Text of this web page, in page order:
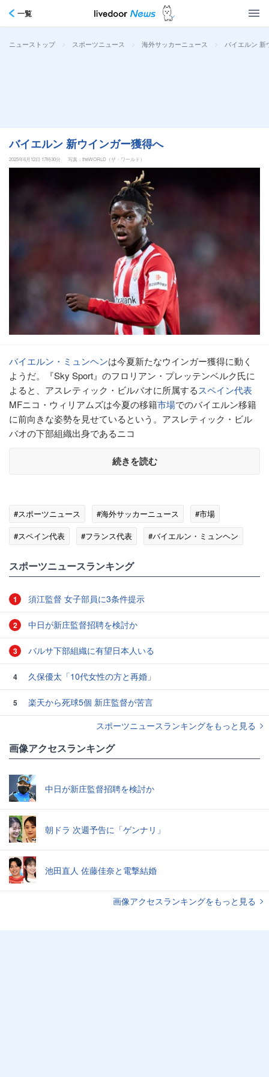
一覧
ニューストップ > スポーツニュース > 海外サッカーニュース > バイエルン 新
バイエルン 新ウインガー獲得へ
2025年6月12日 17時30分 写真：theWORLD（ザ・ワールド）
バイエルン・ミュンヘンは今夏新たなウインガー獲得に動く
ようだ。『Sky Sport』のフロリアン・プレッテンベルク氏に
よると、アスレティック・ビルバオに所属するスペイン代表
MFニコ・ウィリアムズは今夏の移籍市場でのバイエルン移籍
に前向きな姿勢を見せているという。アスレティック・ビル
バオの下部組織出身であるニコ
続きを読む
#スポーツニュース #海外サッカーニュース
#市場
#スペイン代表
#フランス代表 #バイエルン・ミュンヘン
スポーツニュースランキング
1 須江監督 女子部員に3条件提示
2 中日が新庄監督招聘を検討か
3 バルサ下部組織に有望日本人いる
4 久保優太「10代女性の方と再婚」
5
楽天から死球5個 新庄監督が苦言
スポーツニュースランキングをもっと見る
画像アクセスランキング
中日が新庄監督招聘を検討か
朝ドラ 次週予告に「ゲンナリ」
池田直人 佐藤佳奈と電撃結婚
画像アクセスランキングをもっと見る